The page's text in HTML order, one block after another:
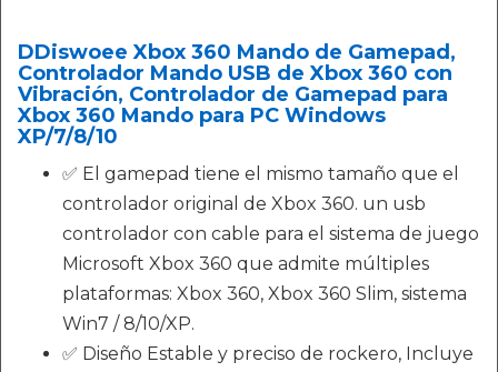
DDiswoee Xbox 360 Mando de Gamepad,
Controlador Mando USB de Xbox 360 con
Vibración, Controlador de Gamepad para
Xbox 360 Mando para PC Windows
XP/7/8/10
✅ El gamepad tiene el mismo tamaño que el
controlador original de Xbox 360. un usb
controlador con cable para el sistema de juego
Microsoft Xbox 360 que admite múltiples
plataformas: Xbox 360, Xbox 360 Slim, sistema
Win7 / 8/10/XP.
✅ Diseño Estable y preciso de rockero, Incluye